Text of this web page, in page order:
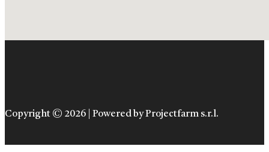
Copyright © 2026 | Powered by Projectfarm s.r.l.